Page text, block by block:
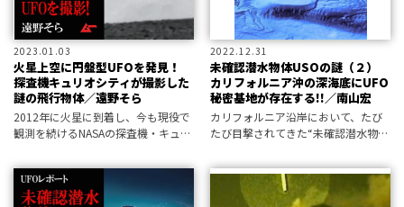
2023.01.03
火星上空に円盤型UFOを発見！
探査機キュリオシティが撮影した
謎の飛行物体／遠野そら
2012年に火星に到着し、今も現役で
観測を続けるNASAの探査機・キュリ
行物体が写り込んでいることが判明
した。しかもその数は、ひとつやふ
たつではない。鮮明に確認できるそ
2022.12.31
未確認潜水物体USOの謎（２）
カリフォルニア沖の深海底にUFO
秘密基地が存在する!!／南山宏
カリフォルニア沿岸において、たび
たび目撃されてきた“未確認潜水物体
リン・オブジェクト)”＝ＵＳＯ。 近
年、その活動が活発化しているの
か、目撃事例は急増の一途を辿って